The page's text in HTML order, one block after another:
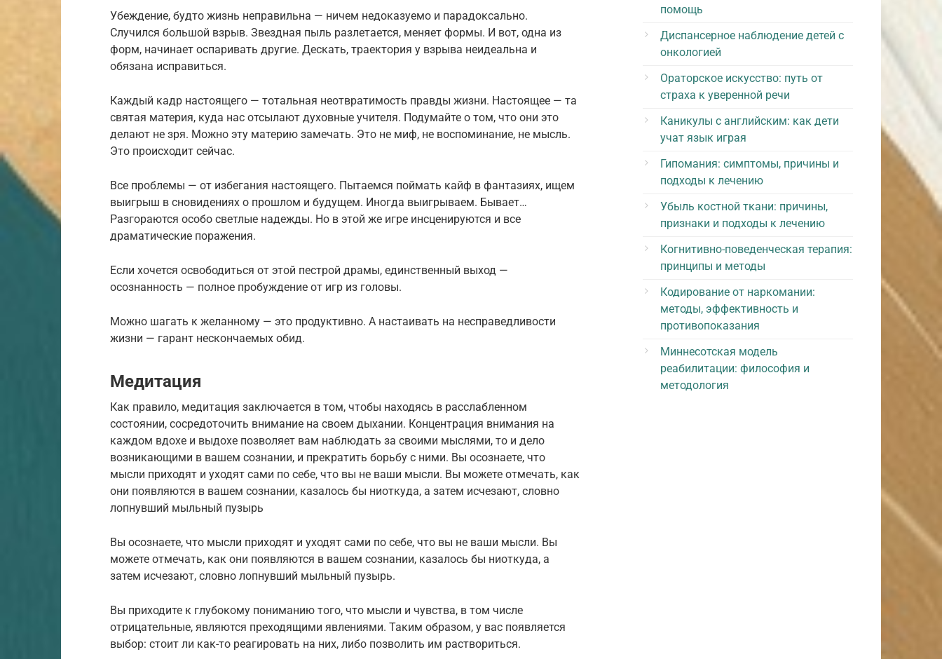
Убеждение, будто жизнь неправильна — ничем недоказуемо и парадоксально.
Случился большой взрыв. Звездная пыль разлетается, меняет формы. И вот, одна из
форм, начинает оспаривать другие. Дескать, траектория у взрыва неидеальна и
обязана исправиться.
Каждый кадр настоящего — тотальная неотвратимость правды жизни. Настоящее — та
святая материя, куда нас отсылают духовные учителя. Подумайте о том, что они это
делают не зря. Можно эту материю замечать. Это не миф, не воспоминание, не мысль.
Это происходит сейчас.
Все проблемы — от избегания настоящего. Пытаемся поймать кайф в фантазиях, ищем
выигрыш в сновидениях о прошлом и будущем. Иногда выигрываем. Бывает…
Разгораются особо светлые надежды. Но в этой же игре инсценируются и все
драматические поражения.
Если хочется освободиться от этой пестрой драмы, единственный выход —
осознанность — полное пробуждение от игр из головы.
Можно шагать к желанному — это продуктивно. А настаивать на несправедливости
жизни — гарант нескончаемых обид.
Медитация
Как правило, медитация заключается в том, чтобы находясь в расслабленном
состоянии, сосредоточить внимание на своем дыхании. Концентрация внимания на
каждом вдохе и выдохе позволяет вам наблюдать за своими мыслями, то и дело
возникающими в вашем сознании, и прекратить борьбу с ними. Вы осознаете, что
мысли приходят и уходят сами по себе, что вы не ваши мысли. Вы можете отмечать, как
они появляются в вашем сознании, казалось бы ниоткуда, а затем исчезают, словно
лопнувший мыльный пузырь
Вы осознаете, что мысли приходят и уходят сами по себе, что вы не ваши мысли. Вы
можете отмечать, как они появляются в вашем сознании, казалось бы ниоткуда, а
затем исчезают, словно лопнувший мыльный пузырь.
Вы приходите к глубокому пониманию того, что мысли и чувства, в том числе
отрицательные, являются преходящими явлениями. Таким образом, у вас появляется
выбор: стоит ли как-то реагировать на них, либо позволить им раствориться.
помощь
Диспансерное наблюдение детей с
онкологией
Ораторское искусство: путь от
страха к уверенной речи
Каникулы с английским: как дети
учат язык играя
Гипомания: симптомы, причины и
подходы к лечению
Убыль костной ткани: причины,
признаки и подходы к лечению
Когнитивно-поведенческая терапия:
принципы и методы
Кодирование от наркомании:
методы, эффективность и
противопоказания
Миннесотская модель
реабилитации: философия и
методология